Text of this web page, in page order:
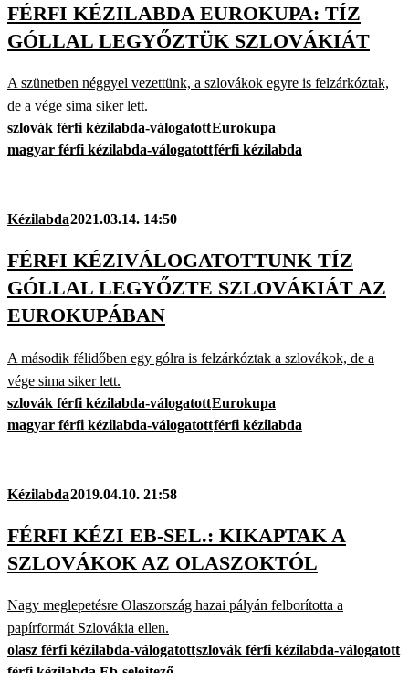
FÉRFI KÉZILABDA EUROKUPA: TÍZ
GÓLLAL LEGYŐZTÜK SZLOVÁKIÁT
A szünetben néggyel vezettünk, a szlovákok egyre is felzárkóztak,
de a vége sima siker lett.
szlovák férfi kézilabda-válogatottEurokupa
magyar férfi kézilabda-válogatottférfi kézilabda
Kézilabda2021.03.14. 14:50
FÉRFI KÉZIVÁLOGATOTTUNK TÍZ
GÓLLAL LEGYŐZTE SZLOVÁKIÁT AZ
EUROKUPÁBAN
A második félidőben egy gólra is felzárkóztak a szlovákok, de a
vége sima siker lett.
szlovák férfi kézilabda-válogatottEurokupa
magyar férfi kézilabda-válogatottférfi kézilabda
Kézilabda2019.04.10. 21:58
FÉRFI KÉZI EB-SEL.: KIKAPTAK A
SZLOVÁKOK AZ OLASZOKTÓL
Nagy meglepetésre Olaszország hazai pályán felborította a
papírformát Szlovákia ellen.
olasz férfi kézilabda-válogatottszlovák férfi kézilabda-válogatott